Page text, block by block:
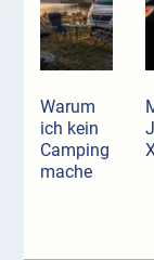
Warum
ich kein
Camping
mache